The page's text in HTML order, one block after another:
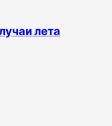
лета